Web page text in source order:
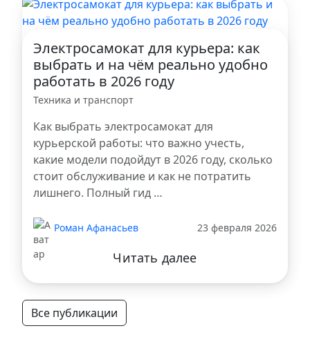
Электросамокат для курьера: как
выбрать и на чём реально удобно
работать в 2026 году
Техника и транспорт
Как выбрать электросамокат для
курьерской работы: что важно учесть,
какие модели подойдут в 2026 году, сколько
стоит обслуживание и как не потратить
лишнего. Полный гид …
Роман Афанасьев 23 февраля 2026
Читать далее
Все публикации